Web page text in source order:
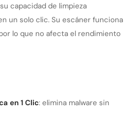
capacidad de limpieza
un solo clic. Su escáner funciona
lo que no afecta el rendimiento
en 1 Clic: elimina malware sin